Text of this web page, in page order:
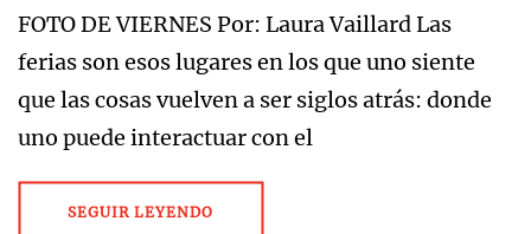
FOTO DE VIERNES Por: Laura Vaillard Las
ferias son esos lugares en los que uno siente
que las cosas vuelven a ser siglos atrás: donde
uno puede interactuar con el
SEGUIR LEYENDO